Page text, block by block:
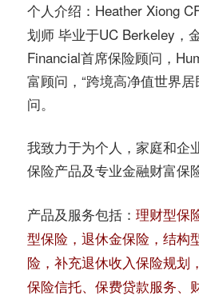
保
险
指
南
©️
理
财
服
务
社
个人介绍： Heather Xiong
划师 毕业于UC Berkeley，
Financial首席保险顾问，
富顾问，“跨境高净值世界
问。
我致力于为个人，家庭和企
保险产品及专业金融财富保
产品及服务包括： 理财型保
型保险，退休金保险，结构
险，补充退休收入保险规划
保险信托、保费贷款服务、